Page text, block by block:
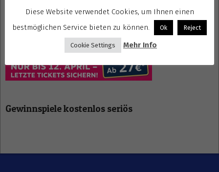
Gewinnspiele kostenlos seriös
Diese Website verwendet Cookies, um Ihnen einen
bestmöglichen Service bieten zu können.
Ok Reject
Cookie Settings Mehr Info